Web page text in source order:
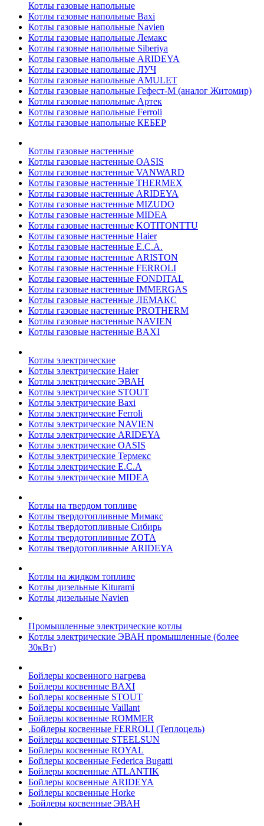
Котлы газовые напольные
Котлы газовые напольные Baxi
Котлы газовые напольные Navien
Котлы газовые напольные Лемакс
Котлы газовые напольные Siberiya
Котлы газовые напольные ARIDEYA
Котлы газовые напольные ЛУЧ
Котлы газовые напольные AMULET
Котлы газовые напольные Гефест-М (аналог Житомир)
Котлы газовые напольные Артек
Котлы газовые напольные Ferroli
Котлы газовые напольные КЕБЕР
Котлы газовые настенные
Котлы газовые настенные OASIS
Котлы газовые настенные VANWARD
Котлы газовые настенные THERMEX
Котлы газовые настенные ARIDEYA
Котлы газовые настенные MIZUDO
Котлы газовые настенные MIDEA
Котлы газовые настенные KOTITONTTU
Котлы газовые настенные Haier
Котлы газовые настенные E.C.A.
Котлы газовые настенные ARISTON
Котлы газовые настенные FERROLI
Котлы газовые настенные FONDITAL
Котлы газовые настенные IMMERGAS
Котлы газовые настенные ЛЕМАКС
Котлы газовые настенные PROTHERM
Котлы газовые настенные NAVIEN
Котлы газовые настенные BAXI
Котлы электрические
Котлы электрические Haier
Котлы электрические ЭВАН
Котлы электрические STOUT
Котлы электрические Baxi
Котлы электрические Ferroli
Котлы электрические NAVIEN
Котлы электрические ARIDEYA
Котлы электрические OASIS
Котлы электрические Термекс
Котлы электрические E.C.A
Котлы электрические MIDEA
Котлы на твердом топливе
Котлы твердотопливные Мимакс
Котлы твердотопливные Сибирь
Котлы твердотопливные ZOTA
Котлы твердотопливные ARIDEYA
Котлы на жидком топливе
Котлы дизельные Kiturami
Котлы дизельные Navien
Промышленные электрические котлы
Котлы электрические ЭВАН промышленные (более
30кВт)
Бойлеры косвенного нагрева
Бойлеры косвенные BAXI
Бойлеры косвенные STOUT
Бойлеры косвенные Vaillant
Бойлеры косвенные ROMMER
.Бойлеры косвенные FERROLI (Теплоцель)
Бойлеры косвенные STEELSUN
Бойлеры косвенные ROYAL
Бойлеры косвенные Federica Bugatti
Бойлеры косвенные ATLANTIK
Бойлеры косвенные ARIDEYA
Бойлеры косвенные Horke
.Бойлеры косвенные ЭВАН